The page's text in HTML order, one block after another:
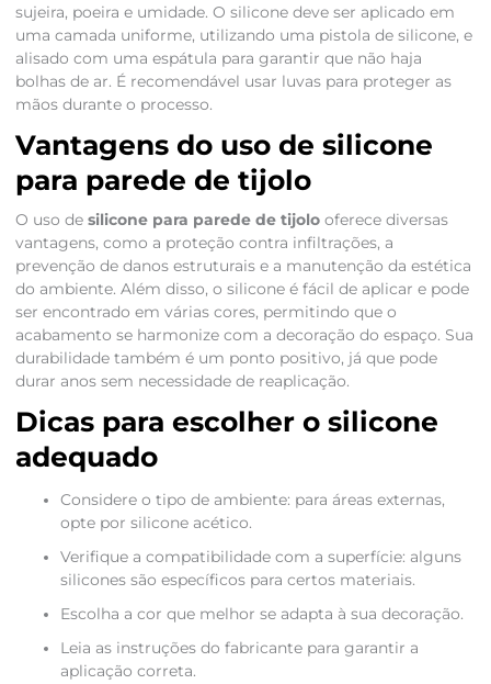
sujeira, poeira e umidade. O silicone deve ser aplicado em
uma camada uniforme, utilizando uma pistola de silicone, e
alisado com uma espátula para garantir que não haja
bolhas de ar. É recomendável usar luvas para proteger as
mãos durante o processo.
Vantagens do uso de silicone
para parede de tijolo
O uso de silicone para parede de tijolooferece diversas
vantagens, como a proteção contra infiltrações, a
prevenção de danos estruturais e a manutenção da estética
do ambiente. Além disso, o silicone é fácil de aplicar e pode
ser encontrado em várias cores, permitindo que o
acabamento se harmonize com a decoração do espaço. Sua
durabilidade também é um ponto positivo, já que pode
durar anos sem necessidade de reaplicação.
Dicas para escolher o silicone
adequado
Considere o tipo de ambiente: para áreas externas,
opte por silicone acético.
Verifique a compatibilidade com a superfície: alguns
silicones são específicos para certos materiais.
Escolha a cor que melhor se adapta à sua decoração.
Leia as instruções do fabricante para garantir a
aplicação correta.